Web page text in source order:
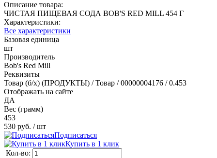
Описание товара:
ЧИСТАЯ ПИЩЕВАЯ СОДА BOB'S RED MILL 454 Г
Характеристики:
Все характеристики
Базовая единица
шт
Производитель
Bob's Red Mill
Реквизиты
Товар (б/х) (ПРОДУКТЫ) / Товар / 00000004176 / 0.453
Отображать на сайте
ДА
Вес (грамм)
453
530 руб. / шт
Подписаться
Купить в 1 клик
Кол-во: